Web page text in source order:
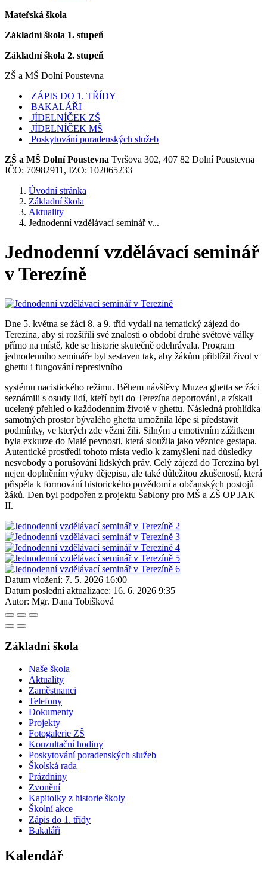
Mateřská škola
Základní škola 1. stupeň
Základní škola 2. stupeň
ZŠ a MŠ Dolní Poustevna
ZÁPIS DO 1. TŘÍDY
BAKALÁŘI
JÍDELNÍČEK ZŠ
JÍDELNÍČEK MŠ
Poskytování poradenských služeb
ZŠ a MŠ Dolní Poustevna Tyršova 302, 407 82 Dolní Poustevna
IČO: 70982911, IZO: 102065233
Úvodní stránka
Základní škola
Aktuality
Jednodenní vzdělávací seminář v...
Jednodenní vzdělávací seminář
v Terezíně
Dne 5. května se žáci 8. a 9. tříd vydali na tematický zájezd do
Terezína, aby si rozšířili své znalosti o období druhé světové války
přímo na místě, kde se historie skutečně odehrávala. Program
jednodenního semináře byl sestaven tak, aby žákům přiblížil život v
ghettu i fungování represivního
systému nacistického režimu. Během návštěvy Muzea ghetta se žáci
seznámili s osudy lidí, kteří byli do Terezína deportováni, a získali
ucelený přehled o každodenním životě v ghettu. Následná prohlídka
samotných prostor bývalého ghetta umožnila lépe si představit
podmínky, ve kterých zde vězni žili. Silným a emotivním zážitkem
byla exkurze do Malé pevnosti, která sloužila jako věznice gestapa.
Autentické prostředí tohoto místa vedlo k zamyšlení nad důsledky
nesvobody a porušování lidských práv. Celý zájezd do Terezína byl
nejen doplněním výuky dějepisu, ale také důležitou zkušeností, která
přispěla k formování historického povědomí a občanských postojů
žáků. Den byl podpořen z projektu Šablony pro MŠ a ZŠ OP JAK
II.
Datum vložení: 7. 5. 2026 16:00
Datum poslední aktualizace: 16. 6. 2026 9:35
Autor: Mgr. Dana Tobišková
Základní škola
Naše škola
Aktuality
Zaměstnanci
Telefony
Dokumenty
Projekty
Fotogalerie ZŠ
Konzultační hodiny
Poskytování poradenských služeb
Školská rada
Prázdniny
Zvonění
Kapitolky z historie školy
Školní akce
Zápis do 1. třídy
Bakaláři
Kalendář